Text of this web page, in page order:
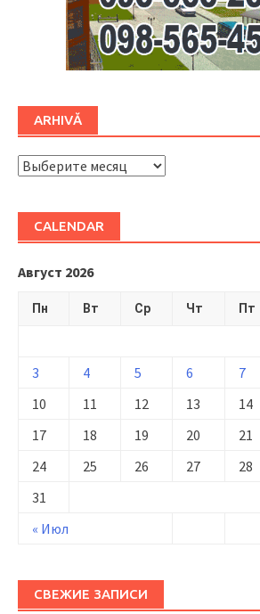
ARHIVĂ
ARHIVĂ
CALENDAR
Август 2026
Пн Вт Ср Чт Пт
« Июл
3
4 5 6 7
10
11 12 13 14
17
18 19 20 21
24
25 26 27 28
31
СВЕЖИЕ ЗАПИСИ